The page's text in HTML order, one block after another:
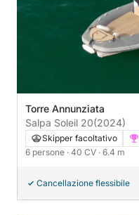
Torre Annunziata
Salpa Soleil 20(2024)
Skipper facoltativo
6 persone · 40 CV · 6.4 m
Cancellazione flessibile